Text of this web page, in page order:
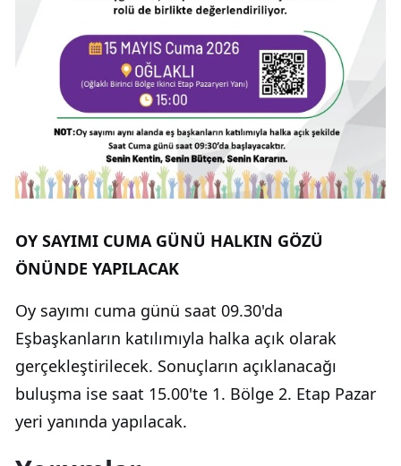
OY SAYIMI CUMA GÜNÜ HALKIN GÖZÜ
ÖNÜNDE YAPILACAK
Oy sayımı cuma günü saat 09.30'da
Eşbaşkanların katılımıyla halka açık olarak
gerçekleştirilecek. Sonuçların açıklanacağı
buluşma ise saat 15.00'te 1. Bölge 2. Etap Pazar
yeri yanında yapılacak.